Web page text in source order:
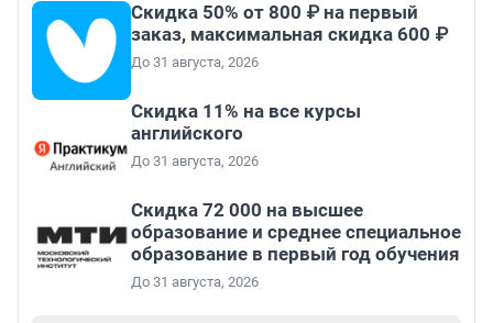
Скидка 50% от 800 ₽ на первый
заказ, максимальная скидка 600 ₽
До 31 августа, 2026
Скидка 11% на все курсы
английского
До 31 августа, 2026
Скидка 72 000 на высшее
образование и среднее специальное
образование в первый год обучения
До 31 августа, 2026